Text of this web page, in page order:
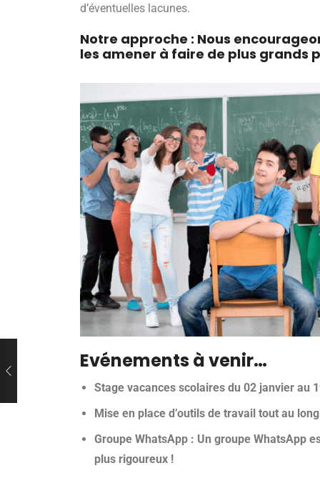
d’éventuelles lacunes.
Notre approche : Nous
les amener à faire de plus grands
Evénements à venir…
Stage vacances scolaires du 02 janvier au
Mise en place d’outils de travail tout au
Groupe WhatsApp : Un groupe WhatsApp
plus rigoureux !